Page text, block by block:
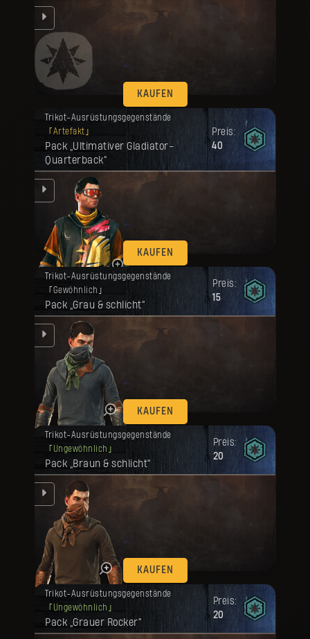
KAUFEN
Trikot-Ausrüstungsgegenstände
Artefakt
Pack „Ultimativer Gladiator-
Quarterback“
Preis:
40
KAUFEN
Deine Belohnung ist freigeschaltet
worden.
Trikot-Ausrüstungsgegenstände
Gewöhnlich
Pack „Grau & schlicht“
Preis:
15
KAUFEN
Deine Belohnung ist freigeschaltet
worden.
Trikot-Ausrüstungsgegenstände
Ungewöhnlich
Pack „Braun & schlicht“
Preis:
20
KAUFEN
Deine Belohnung ist freigeschaltet
worden.
Trikot-Ausrüstungsgegenstände
Ungewöhnlich
Pack „Grauer Rocker“
Preis:
20
Deine Belohnung ist freigeschaltet
worden.